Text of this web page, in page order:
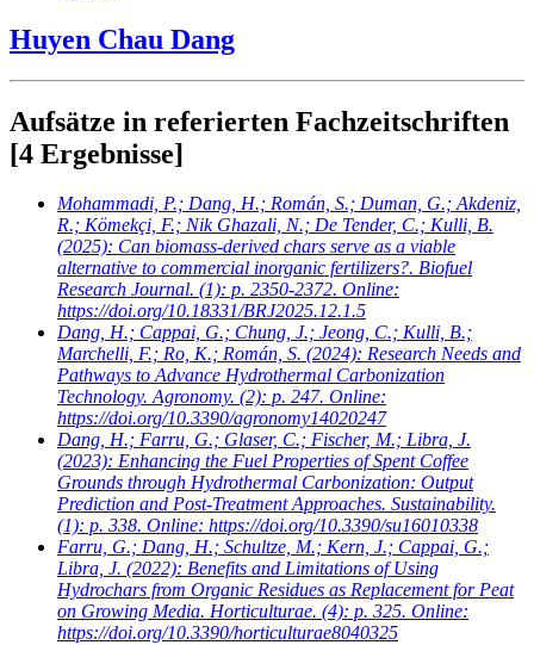
Huyen Chau Dang
Aufsätze in referierten Fachzeitschriften
[4 Ergebnisse]
Mohammadi, P.; Dang, H.; Román, S.; Duman, G.; Akdeniz,
R.; Kömekçi, F.; Nik Ghazali, N.; De Tender, C.; Kulli, B.
(2025): Can biomass-derived chars serve as a viable
alternative to commercial inorganic fertilizers?. Biofuel
Research Journal. (1): p. 2350-2372. Online:
https://doi.org/10.18331/BRJ2025.12.1.5
Dang, H.; Cappai, G.; Chung, J.; Jeong, C.; Kulli, B.;
Marchelli, F.; Ro, K.; Román, S. (2024): Research Needs and
Pathways to Advance Hydrothermal Carbonization
Technology. Agronomy. (2): p. 247. Online:
https://doi.org/10.3390/agronomy14020247
Dang, H.; Farru, G.; Glaser, C.; Fischer, M.; Libra, J.
(2023): Enhancing the Fuel Properties of Spent Coffee
Grounds through Hydrothermal Carbonization: Output
Prediction and Post-Treatment Approaches. Sustainability.
(1): p. 338. Online: https://doi.org/10.3390/su16010338
Farru, G.; Dang, H.; Schultze, M.; Kern, J.; Cappai, G.;
Libra, J. (2022): Benefits and Limitations of Using
Hydrochars from Organic Residues as Replacement for Peat
on Growing Media. Horticulturae. (4): p. 325. Online:
https://doi.org/10.3390/horticulturae8040325